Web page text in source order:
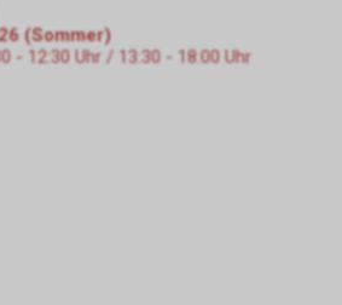
(Sommer)
- 12:30 Uhr / 13:30 - 18:00 Uhr